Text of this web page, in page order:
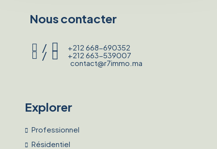
Nous contacter
/ +212 668-690352
/
+212 663-539007
contact@r7immo.ma
Explorer
Professionnel
Résidentiel